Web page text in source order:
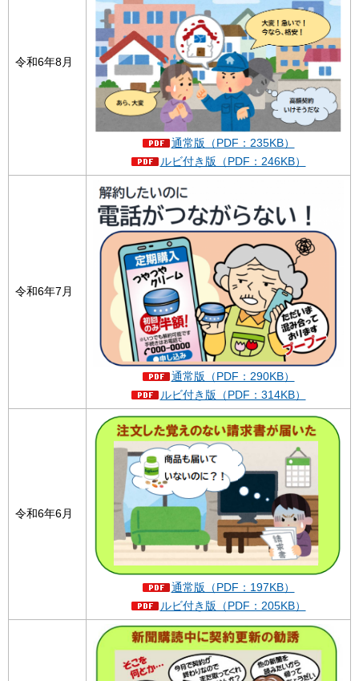
令和6年8月
通常版（PDF：235KB）
ルビ付き版（PDF：246KB）
令和6年7月
通常版（PDF：290KB）
ルビ付き版（PDF：314KB）
令和6年6月
通常版（PDF：197KB）
ルビ付き版（PDF：205KB）